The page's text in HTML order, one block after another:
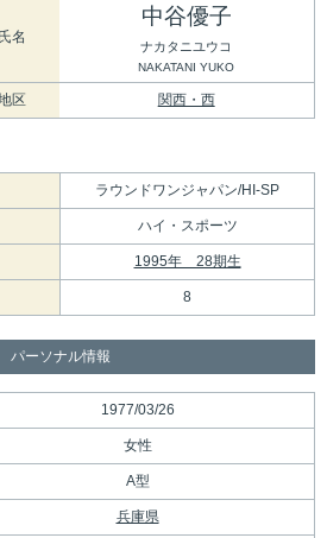
氏名
中谷優子
ナカタニユウコ
NAKATANI YUKO
区 関西・西
ラウンドワンジャパン/HI-SP
ハイ・スポーツ
1995年 28期生
8
パーソナル情報
1977/03/26
女性
A型
兵庫県